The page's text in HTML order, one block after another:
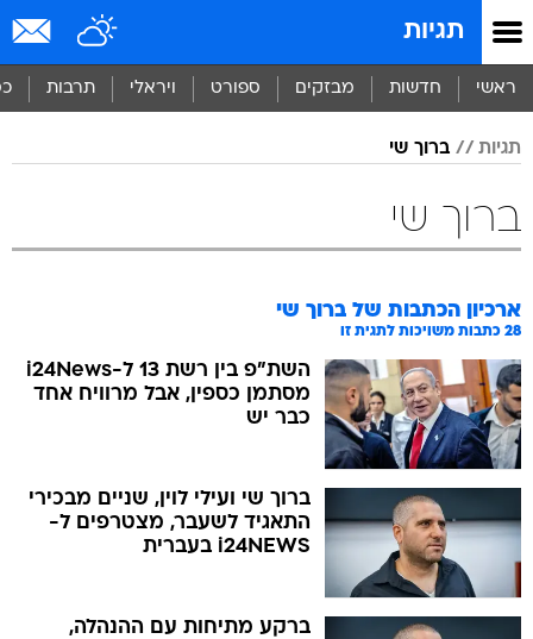
תגיות
ראשי חדשות מבזקים ספורט ויראלי תרבות
תגיות ברוך שי
ברוך שי
ארכיון הכתבות של ברוך שי
28 כתבות משויכות לתגית זו
השת"פ בין רשת 13 ל-i24News
מסתמן כספין, אבל מרוויח אחד
כבר יש
ברוך שי ועילי לוין, שניים מבכירי
התאגיד לשעבר, מצטרפים ל-
i24NEWS בעברית
ברקע מתיחות עם ההנהלה,